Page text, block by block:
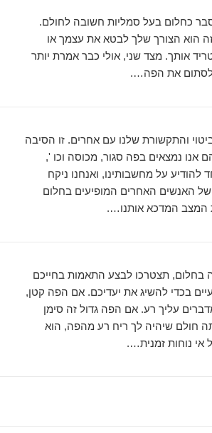
כחלום בעל סמליות חשובה לחולם.
הוא הצורך שלך לבטא את עצמך או
אותך. מצד שני, אולי כבר אמרת יותר
לסתום את הפה….
והתקשורת שלנו עם אחרים. זו הסיבה
אנו נמצאים בפה סגור, מכוסה וכו ',
להודיע ​​על מחשבותינו, ואנחנו ניקח
האנשים האחרים המופיעים בחלום
המצב המדכא אותנו….
תצטרכו לבצע התאמות בחייכם
בכדי להשיג את יעדיכם. אם הפה קטן,
עליך רע. אם הפה גדול זה סימן
חולם שיהיה לך ריח רע מהפה, הוא
נוחות זמנית….